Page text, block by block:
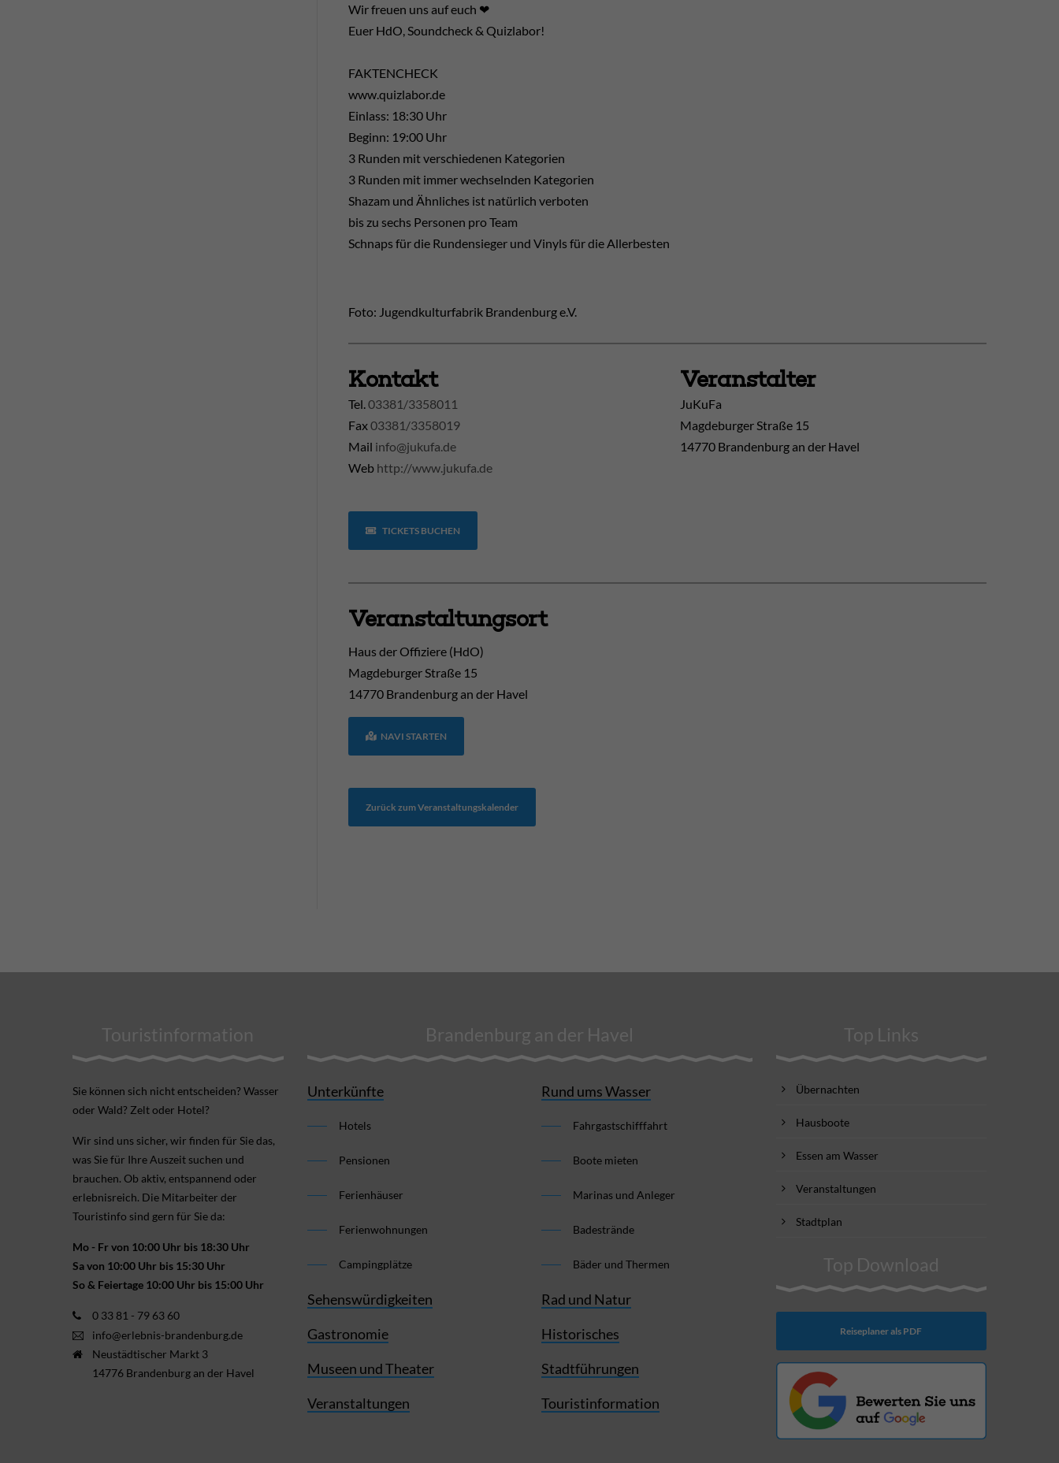
Wir freuen uns auf euch ❤
Euer HdO, Soundcheck & Quizlabor!
FAKTENCHECK
www.quizlabor.de
Einlass: 18:30 Uhr
Beginn: 19:00 Uhr
3 Runden mit verschiedenen Kategorien
3 Runden mit immer wechselnden Kategorien
Shazam und Ähnliches ist natürlich verboten
bis zu sechs Personen pro Team
Schnaps für die Rundensieger und Vinyls für die Allerbesten
Foto: Jugendkulturfabrik Brandenburg e.V.
Kontakt
Tel. 03381/3358011
Fax03381/3358019
Mail info@jukufa.de
Web http://www.jukufa.de
Veranstalter
JuKuFa
Magdeburger Straße 15
14770 Brandenburg an der Havel
TICKETS BUCHEN
Veranstaltungsort
Haus der Offiziere (HdO)
Magdeburger Straße 15
14770 Brandenburg an der Havel
NAVI STARTEN
Zurück zum Veranstaltungskalender
Touristinformation
Sie können sich nicht ent­scheiden? Wasser
oder Wald? Zelt oder Hotel?
Wir sind uns sicher, wir finden für Sie das,
was Sie für Ihre Aus­zeit suchen und
brauchen. Ob aktiv, ent­spannend oder
erlebnis­reich. Die Mitarbeiter der
Touristinfo sind gern für Sie da:
Mo - Fr von 10:00 Uhr bis 18:30 Uhr
Sa von 10:00 Uhr bis 15:30 Uhr
So & Feiertage 10:00 Uhr bis 15:00 Uhr
0 33 81 - 79 63 60
info@erlebnis-brandenburg.de
Neustädtischer Markt 3
14776 Brandenburg an der Havel
Brandenburg an der Havel
Unterkünfte
Hotels
Pensionen
Ferienhäuser
Ferienwohnungen
Campingplätze
Sehenswürdigkeiten
Gastronomie
Museen und Theater
Veranstaltungen
Rund ums Wasser
Fahrgastschifffahrt
Boote mieten
Marinas und Anleger
Badestrände
Bäder und Thermen
Rad und Natur
Historisches
Stadtführungen
Touristinformation
Top Links
Übernachten
Hausboote
Essen am Wasser
Veranstaltungen
Stadtplan
Top Download
Reiseplaner als PDF